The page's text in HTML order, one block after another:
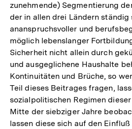
zunehmende) Segmentierung
der in allen drei Ländern
ananspruchsvoller und
möglich lebenslanger
Sicherheit nicht allein durch
und ausgeglichene Haushalte
Kontinuitäten und Brüche, so
Teil dieses Beitrages fragen,
sozialpolitischen Regimen
Mitte der siebziger Jahre
lassen diese sich auf den